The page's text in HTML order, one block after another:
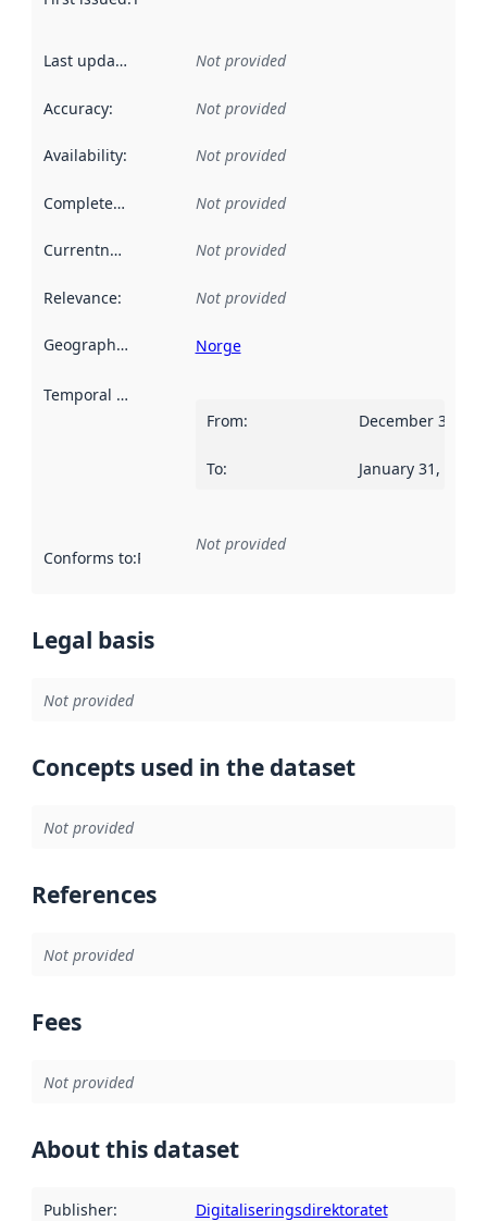
Last updated Not provided
Accuracy: Not provided
Availability: Not provided
Completeness Not provided
Currentness Not provided
Relevance: Not provided
Geographical scope Norge
Temporal scope
From: December 31,
To: January 31, 2012
Conforms to:Reference to an implementation rule or other
Not provided
Legal basis
Not provided
Concepts used in the dataset
Not provided
References
Not provided
Fees
Not provided
About this dataset
Publisher: Digitaliseringsdirektoratet